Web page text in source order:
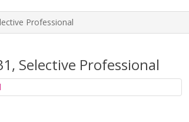
Professional
Selective Professional